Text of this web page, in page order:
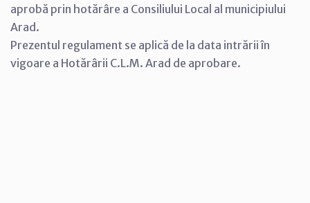
aprobă prin hotărâre a Consiliului Local al municipiului
Arad.
Prezentul regulament se aplică de la data intrării în
vigoare a Hotărârii C.L.M. Arad de aprobare.